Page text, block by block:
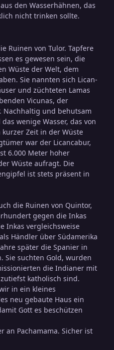
den Wasserhähnen, das
nicht trinken sollte.
Ruinen von Tulor. Tapfere
es gewesen sein, die
Wüste der Welt, dem
Sie nannten sich Lican-
und züchteten Lamas
Vicunas, der
Nachhaltig und behutsam
wenige Wasser, das von
Zeit in der Wüste
war der Licancabur,
6.000 Meter hoher
Wüste aufragt. Die
ist stets präsent in
die Ruinen von Quintor,
gegen die Inkas
Inkas vergleichsweise
Händler über Südamerika
später die Spanier in
Sie suchten Gold, wurden
die Indianer mit
katholisch sind.
in ein kleines
neu gebaute Haus ein
Gott es beschützen
an Pachamama. Sicher ist